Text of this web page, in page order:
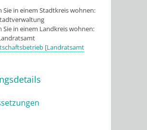
Sie in einem Stadtkreis wohnen:
Sie in einem Landkreis wohnen:
[Landratsamt